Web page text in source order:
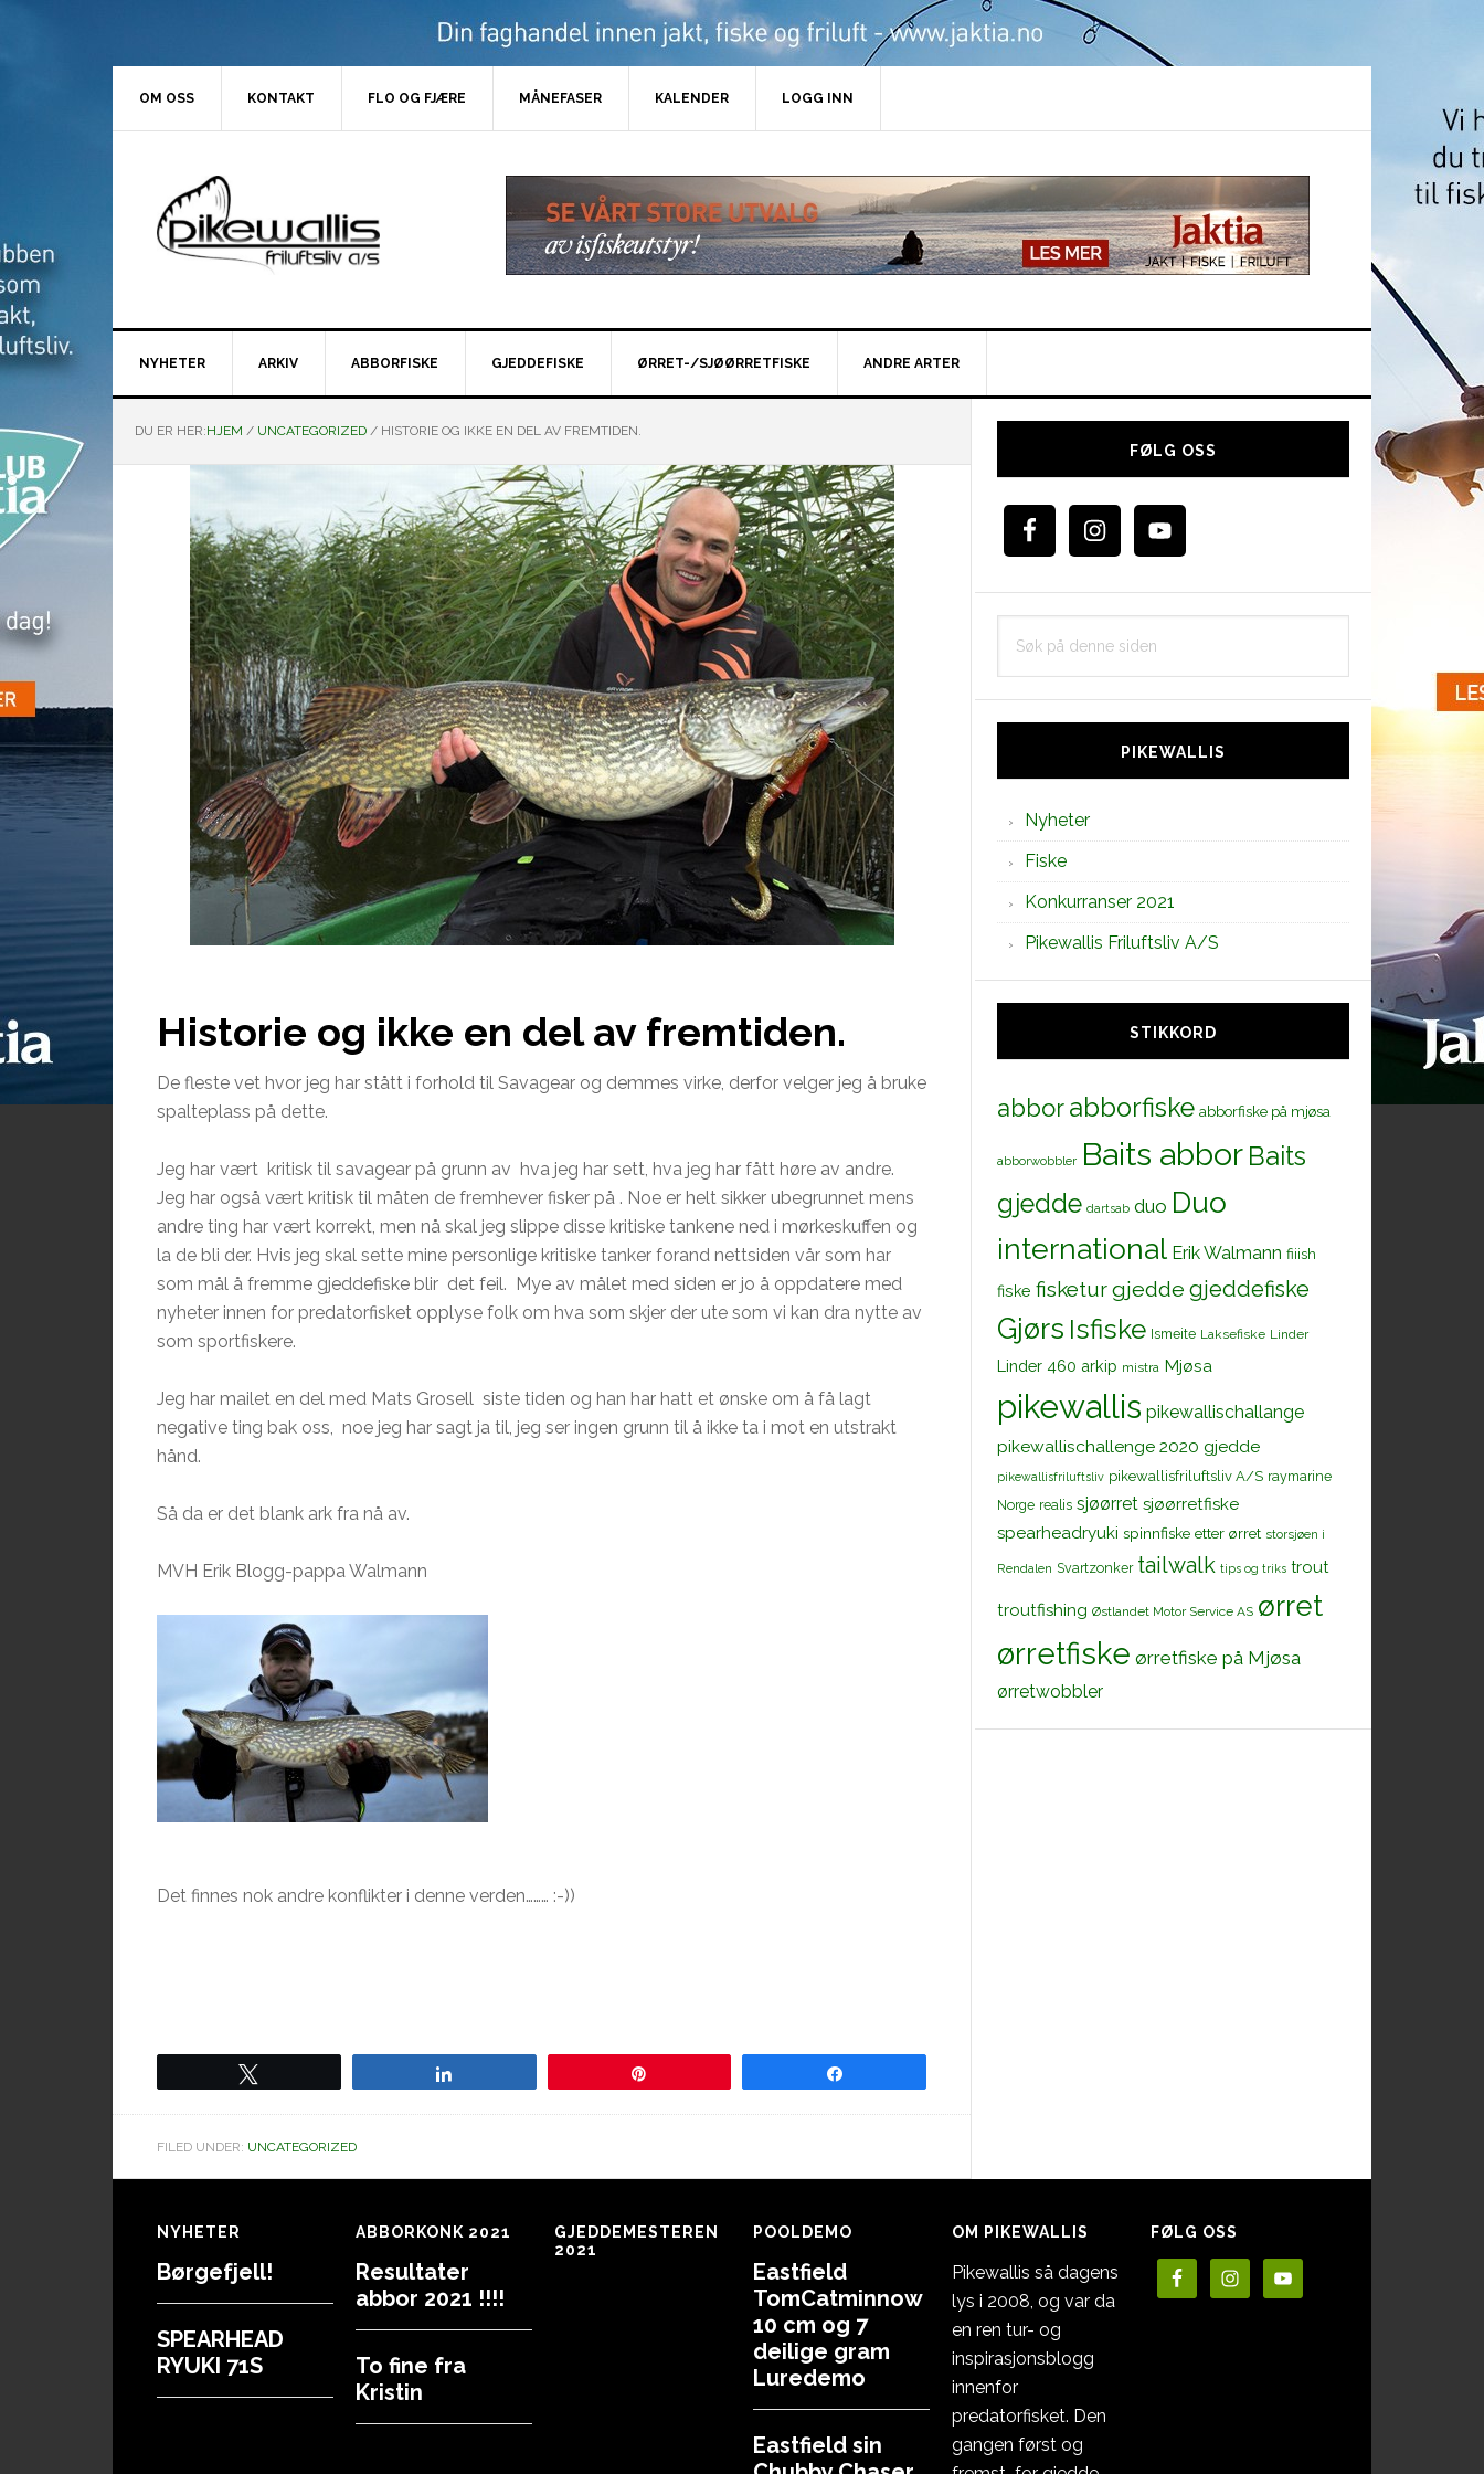
OM OSS KONTAKT FLO OG FJÆRE MÅNEFASER KALENDER LOGG INN
NYHETER ARKIV ABBORFISKE GJEDDEFISKE ØRRET-/SJØØRRETFISKE ANDRE ARTER
DU ER HER:HJEM / UNCATEGORIZED / HISTORIE OG IKKE EN DEL AV FREMTIDEN.
Historie og ikke en del av fremtiden.
De fleste vet hvor jeg har stått i forhold til Savagear og demmes virke, derfor velger jeg å bruke
spalteplass på dette.
Jeg har vært kritisk til savagear på grunn av hva jeg har sett, hva jeg har fått høre av andre.
Jeg har også vært kritisk til måten de fremhever fisker på . Noe er helt sikker ubegrunnet mens
andre ting har vært korrekt, men nå skal jeg slippe disse kritiske tankene ned i mørkeskuffen og
la de bli der. Hvis jeg skal sette mine personlige kritiske tanker forand nettsiden vår som har
som mål å fremme gjeddefiske blir det feil. Mye av målet med siden er jo å oppdatere med
nyheter innen for predatorfisket opplyse folk om hva som skjer der ute som vi kan dra nytte av
som sportfiskere.
Jeg har mailet en del med Mats Grosell siste tiden og han har hatt et ønske om å få lagt
negative ting bak oss, noe jeg har sagt ja til, jeg ser ingen grunn til å ikke ta i mot en utstrakt
hånd.
Så da er det blank ark fra nå av.
MVH Erik Blogg-pappa Walmann
Det finnes nok andre konflikter i denne verden……… :-))
FILED UNDER: UNCATEGORIZED
Hoved
FØLG OSS
PIKEWALLIS
Nyheter
Fiske
Konkurranser 2021
Pikewallis Friluftsliv A/S
STIKKORD
abborabborfiske abborfiske på mjøsa
abborwobbler Baits abbor Baits
gjedde dartsab duo Duo
international Erik Walmann fiiish
fiske fisketurgjedde gjeddefiske
Gjørs Isfiske Ismeite Laksefiske Linder
Linder 460 arkip mistra Mjøsa
pikewallis pikewallischallange
pikewallischallenge 2020 gjedde
pikewallisfriluftsliv pikewallisfriluftsliv A/S raymarine
Norge realis sjøørret sjøørretfiske
spearheadryuki spinnfiske etter ørret storsjøen i
Rendalen Svartzonker tailwalk tips og triks trout
troutfishing Østlandet Motor Service AS ørret
ørretfiske ørretfiske på Mjøsa
ørretwobbler
Footer
NYHETER
Børgefjell!
SPEARHEAD
RYUKI 71S
ABBORKONK 2021
Resultater
abbor 2021 !!!!
To fine fra
Kristin
GJEDDEMESTEREN
2021
POOLDEMO
Eastfield
TomCatminnow
10 cm og 7
deilige gram
Luredemo
Eastfield sin
OM PIKEWALLIS
Pikewallis så dagens
lys i 2008, og var da
en ren tur- og
inspirasjonsblogg
innenfor
predatorfisket. Den
gangen først og
FØLG OSS